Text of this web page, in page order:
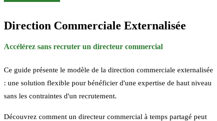
Direction Commerciale Externalisée
Accélérez sans recruter un directeur commercial
Ce guide présente le modèle de la direction commerciale externalisée
: une solution flexible pour bénéficier d'une expertise de haut niveau
sans les contraintes d'un recrutement.
Découvrez comment un directeur commercial à temps partagé peut